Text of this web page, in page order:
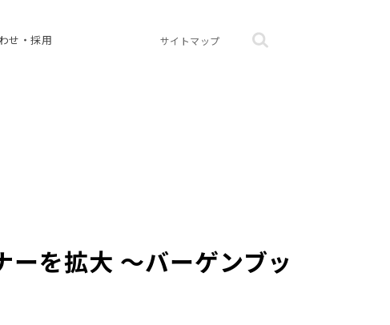
せ・採用 サイトマップ
を拡大 ～バーゲンブッ